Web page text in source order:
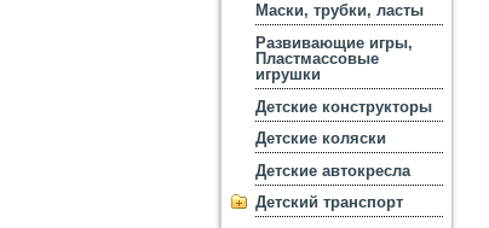
Маски, трубки, ласты
Развивающие игры,
Пластмассовые
игрушки
Детские конструкторы
Детские коляски
Детские автокресла
Детский транспорт